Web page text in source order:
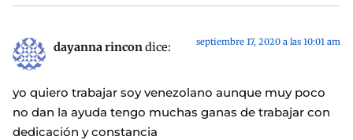
dayanna rincondice: septiembre 17, 2020 a las 10:01 am
yo quiero trabajar soy venezolano aunque muy poco
no dan la ayuda tengo muchas ganas de trabajar con
dedicación y constancia